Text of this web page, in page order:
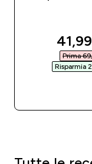
Prima
Risparmia